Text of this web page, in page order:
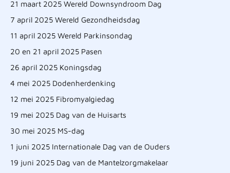
21 maart 2025 Wereld Downsyndroom Dag
7 april 2025 Wereld Gezondheidsdag
11 april 2025 Wereld Parkinsondag
20 en 21 april 2025 Pasen
26 april 2025 Koningsdag
4 mei 2025 Dodenherdenking
12 mei 2025 Fibromyalgiedag
19 mei 2025 Dag van de Huisarts
30 mei 2025 MS-dag
1 juni 2025 Internationale Dag van de Ouders
19 juni 2025 Dag van de Mantelzorgmakelaar